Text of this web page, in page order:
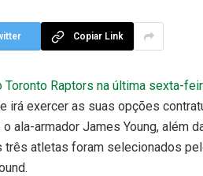
Copiar Link
Toronto Raptors na última sexta-
irá exercer as suas opções
ala-armador James Young, além
três atletas foram selecionados